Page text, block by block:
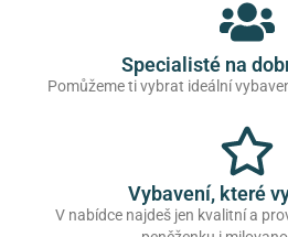
Specialisté na
Pomůžeme ti vybrat ideální
Vybavení, které
V nabídce najdeš jen kvalitní a